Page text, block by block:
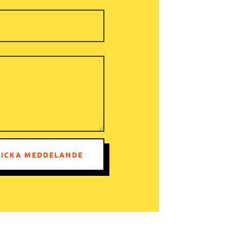
MEDDELANDE